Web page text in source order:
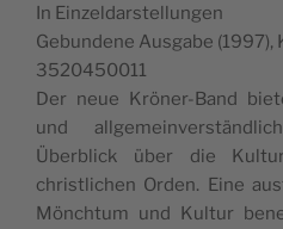
In Einzeldarstellungen
Gebun­dene Aus­gabe
3520450011
Der neue Krön­er-Band
und
Überblick über die
christlichen Orden. Eine
Mönch­tum und Kul­tur